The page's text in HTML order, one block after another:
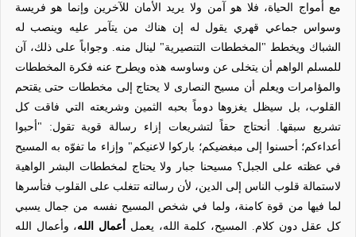
مع أمواج الحياة، فلا هو آمن ولا يريد الأمان للآخرين وإنما هو فريسة
وسواس جماعي قهري يقول له إن هناك من يتآمر عليه وينصب له
الشباك ويخطط "المخططات التنصيرية" لينال منه. وجواباً على ذلك، آن
للمسلم الواهم أن يتخلى عن وساوسه هذه ويطرح عنه فكرة المخططات
والمؤامرات ويعلم أن مسيح النصارى لا يحتاج إلى مخططات حتى يقتحم
القلوب، بل سيظل يغزوها دوماً بحبه الثمين وشريعته التي فاقت كل
تشريع سبقها. أنحتاج حقاً لتشريعات إزاء رسالة قوية تقول: "أحبوا
أعداءكم؛ أحسنوا إلى مبغضيكم؛ باركوا لاعنيكم" وإزاء ما تفوّه به المسيح
في عظته على الجبل؟ مسيحنا جبار ولا يحتاج لمخططات البشر الواهية
لاستمالة قلوب الناس إلى الدين، لأن رسالته تتغلب على القلوب فتأسرها
لما فيها من قوة كامنة، ولما في شخص المسيح نفسه من جمال يسبي
كل عقل دون كلام. المسيح، كلمة الله، يعمل
أعمال الله، وأعمال الله